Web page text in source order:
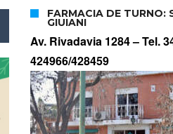
FARMACIA DE
GIUIANI
Av. Rivadavia 1284 –Tel.
424966/428459